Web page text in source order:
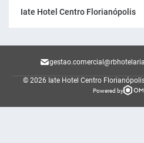
Iate Hotel Centro Florianópolis
© 2026 Iate Hotel Centro
Powered by